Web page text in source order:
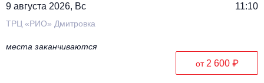
9 августа 2026, Вс 11:10
ТРЦ «РИО» Дмитровка
места заканчиваются
от 2 600 ₽